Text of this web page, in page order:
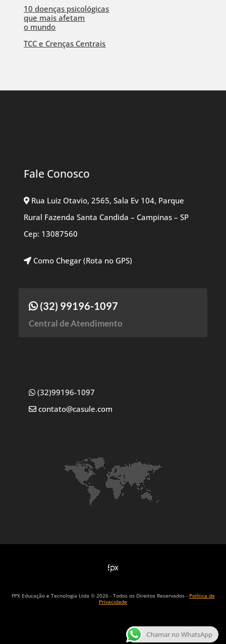
10 doenças psicológicas
que mais afetam
o mundo
TCC e Crenças Centrais
Fale Conosco
Rua Luiz Otavio, 2565, Sala Ev 104, Parque
Rural Fazenda Santa Candida – Campinas – SP
Cep: 13087560
Como Chegar (Rota no GPS)
(32) 99196-1097
Central de Atendimento
(32)99196-1097
contato@casule.com
FPX Educação e Tecnologia Ltda © 2026 - Todos os Direitos Reservados - Política de
Privacidade
Chamar no WhatsApp